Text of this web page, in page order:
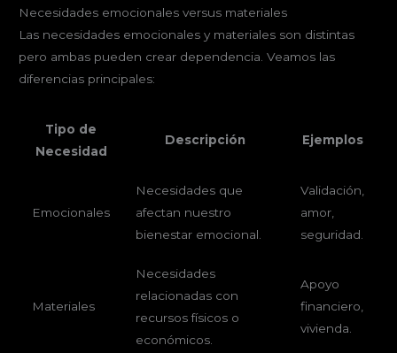
Necesidades emocionales versus materiales
Las necesidades emocionales y materiales son distintas
pero ambas pueden crear dependencia. Veamos las
diferencias principales:
Tipo de
Necesidad
Descripción Ejemplos
Emocionales
Necesidades que
afectan nuestro
bienestar emocional.
Validación,
amor,
seguridad.
Materiales
Necesidades
relacionadas con
recursos físicos o
económicos.
Apoyo
financiero,
vivienda.